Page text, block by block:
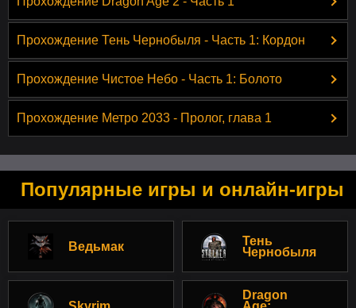
Прохождение Тень Чернобыля - Часть 1: Кордон
Прохождение Чистое Небо - Часть 1: Болото
Прохождение Метро 2033 - Пролог, глава 1
Популярные игры и онлайн-игры
Ведьмак
Тень
Чернобыля
Dragon